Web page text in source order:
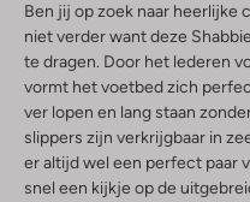
Ben jij op zoek naar heerlijke
niet verder want deze
te dragen. Door het lederen
vormt het voetbed zich
ver lopen en lang staan
slippers zijn verkrijgbaar in
er altijd wel een perfect paar
snel een kijkje op de